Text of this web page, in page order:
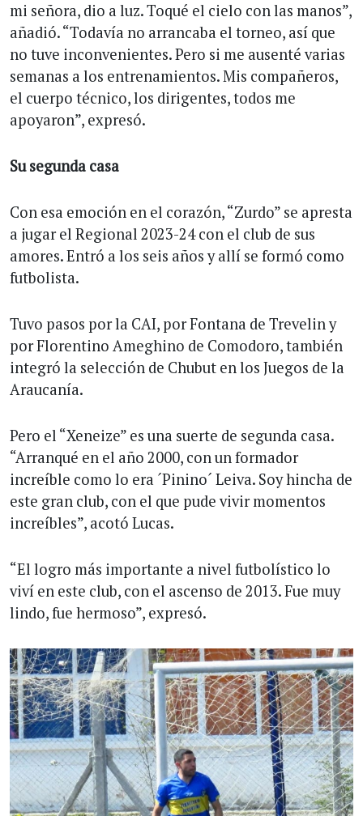
mi señora, dio a luz. Toqué el cielo con las manos”,
añadió. “Todavía no arrancaba el torneo, así que
no tuve inconvenientes. Pero si me ausenté varias
semanas a los entrenamientos. Mis compañeros,
el cuerpo técnico, los dirigentes, todos me
apoyaron”, expresó.
Su segunda casa
Con esa emoción en el corazón, “Zurdo” se apresta
a jugar el Regional 2023-24 con el club de sus
amores. Entró a los seis años y allí se formó como
futbolista.
Tuvo pasos por la CAI, por Fontana de Trevelin y
por Florentino Ameghino de Comodoro, también
integró la selección de Chubut en los Juegos de la
Araucanía.
Pero el “Xeneize” es una suerte de segunda casa.
“Arranqué en el año 2000, con un formador
increíble como lo era ´Pinino´ Leiva. Soy hincha de
este gran club, con el que pude vivir momentos
increíbles”, acotó Lucas.
“El logro más importante a nivel futbolístico lo
viví en este club, con el ascenso de 2013. Fue muy
lindo, fue hermoso”, expresó.